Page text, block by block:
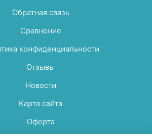
Обратная связь
Сравнение
конфиденциальности
Отзывы
Новости
Карта сайта
Оферта